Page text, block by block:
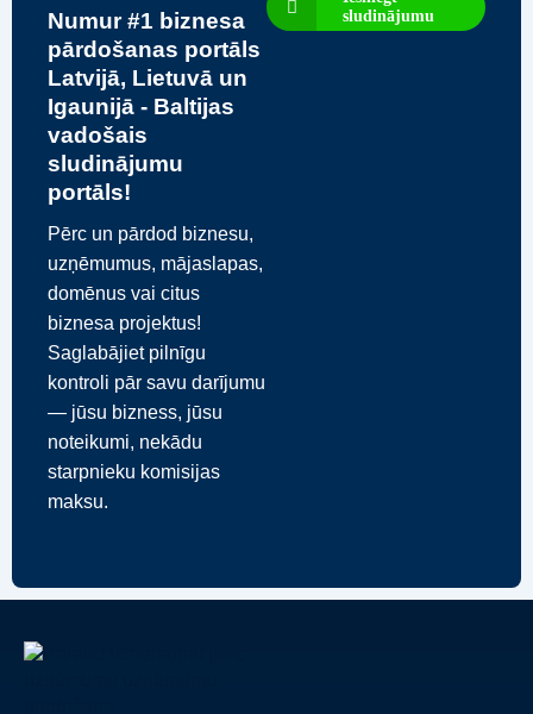
Numur #1 biznesa
pārdošanas portāls
Latvijā, Lietuvā un
Igaunijā - Baltijas
vadošais
sludinājumu
portāls!
Pērc un pārdod biznesu,
uzņēmumus, mājaslapas,
domēnus vai citus
biznesa projektus!
Saglabājiet pilnīgu
kontroli pār savu darījumu
— jūsu bizness, jūsu
noteikumi, nekādu
starpnieku komisijas
maksu.
sludinājumu